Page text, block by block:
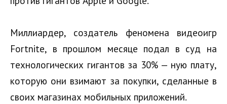
Миллиардер, создатель феномена видеоигр
Fortnite, в прошлом месяце подал в суд на
технологических гигантов за 30% — ную плату,
которую они взимают за покупки, сделанные в
своих магазинах мобильных приложений.